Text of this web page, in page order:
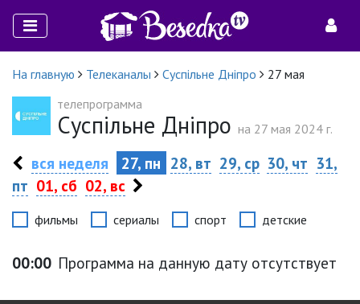
На главную Телеканалы Суспільне Дніпро
27 мая
телепрограмма
Суспільне Дніпро на 27 мая 2024 г.
вся неделя 27, пн 28, вт 29, ср 30, чт 31,
пт 01, сб 02, вс
фильмы сериалы спорт детские
00:00 Программа на данную дату отсутствует